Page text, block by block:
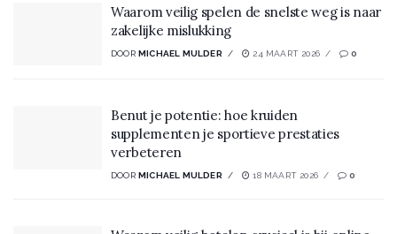
Waarom veilig spelen de snelste weg is naar
zakelijke mislukking
DOOR MICHAEL MULDER 24 MAART 2026 0
Benut je potentie: hoe kruiden
supplementen je sportieve prestaties
verbeteren
DOOR MICHAEL MULDER 18 MAART 2026 0